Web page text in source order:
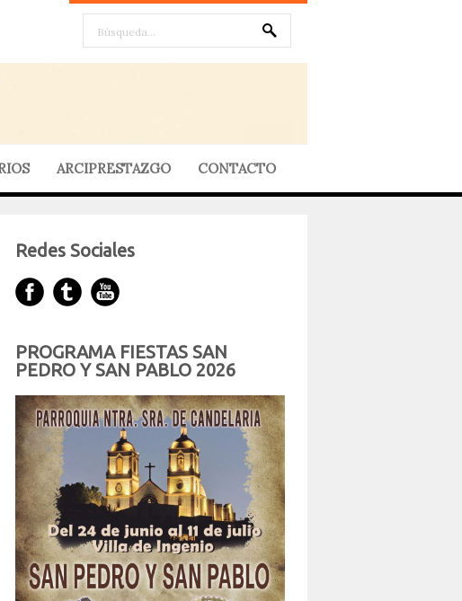
ARCIPRESTAZGO CONTACTO
Redes Sociales
PROGRAMA FIESTAS SAN
PEDRO Y SAN PABLO 2026